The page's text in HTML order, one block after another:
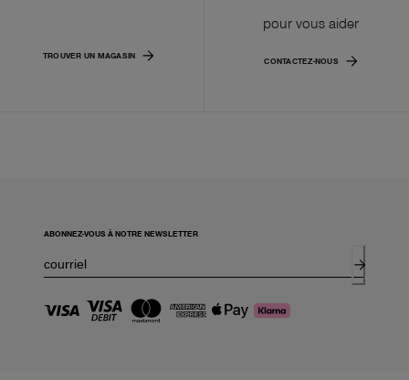
TROUVER UN MAGASIN
pour vous aider
CONTACTEZ-NOUS
ABONNEZ-VOUS À NOTRE NEWSLETTER